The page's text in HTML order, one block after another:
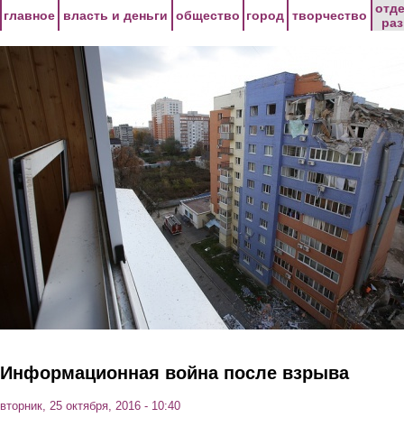
главное власть и деньги общество город творчество
Информационная война после взрыва
вторник, 25 октября, 2016 - 10:40